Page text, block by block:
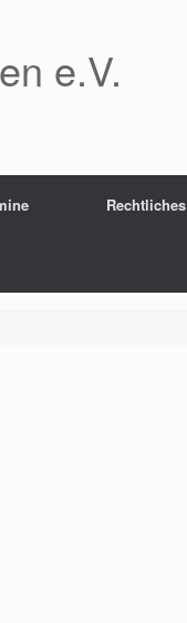
e.V.
Rechtliches